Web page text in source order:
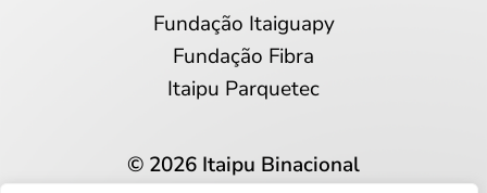
Fundação Itaiguapy
Fundação Fibra
Itaipu Parquetec
© 2026 Itaipu Binacional